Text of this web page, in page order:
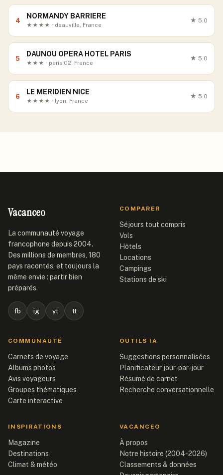
4
NORMANDY BARRIERE
★★★★ · deauville, France
★ 5.0
5
DAUNOU OPERA HOTEL PARIS
★★★ · paris 02, France
★ 5.0
6
LE MERIDIEN NICE
★★★★ · lyon, France
★ 5.0
Vacanceo
La communauté voyage
francophone depuis 2004.
Des millions de membres, 180
pays racontés, et toujours la
même envie : partir bien
préparés.
fb ig yt tt
COMPARER
Séjours tout compris
Vols
Hôtels
Locations
Campings
Stations de ski
COMMUNAUTÉ
Carnets de voyage
Albums photos
Avis voyageurs
Groupes thématiques
Carte interactive
OUTILS IA
Suggestions personnalisées
Planificateur jour-par-jour
Résumé de carnet
Recherche conversationnelle
INSPIRATIONS
Magazine
Destinations
Climat & météo
VACANCEO
À propos
Notre histoire (2004-2026)
Classements & données